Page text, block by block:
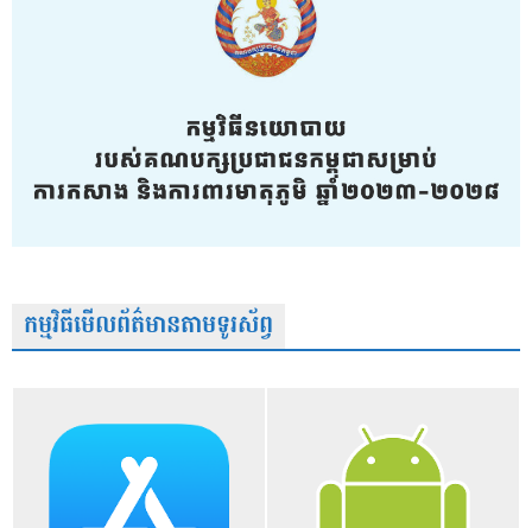
កម្មវិធីមើលព័ត៌មានតាមទូរស័ព្វ